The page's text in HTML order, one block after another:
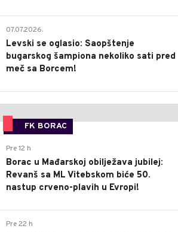
07.07.2026.
Levski se oglasio: Saopštenje
bugarskog šampiona nekoliko sati pred
meč sa Borcem!
FK BORAC
Pre 12 h
Borac u Mađarskoj obilježava jubilej:
Revanš sa ML Vitebskom biće 50.
nastup crveno-plavih u Evropi!
Pre 22 h